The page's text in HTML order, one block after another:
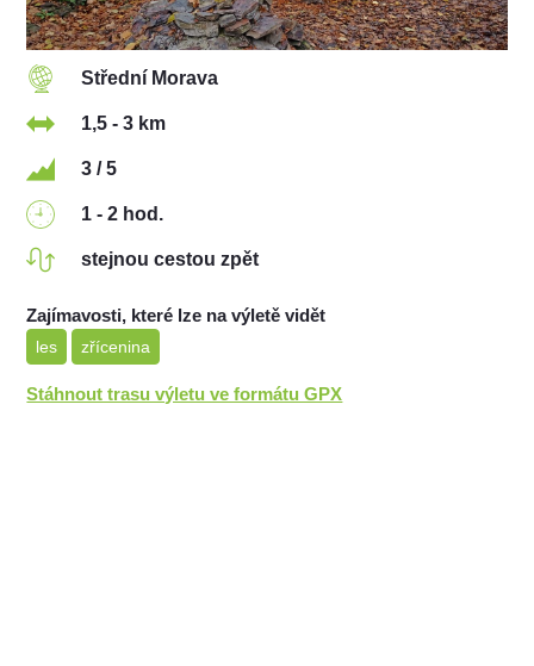
Střední Morava
1,5 - 3 km
3 / 5
1 - 2 hod.
stejnou cestou zpět
Zajímavosti, které lze na výletě vidět
les zřícenina
Stáhnout trasu výletu ve formátu GPX